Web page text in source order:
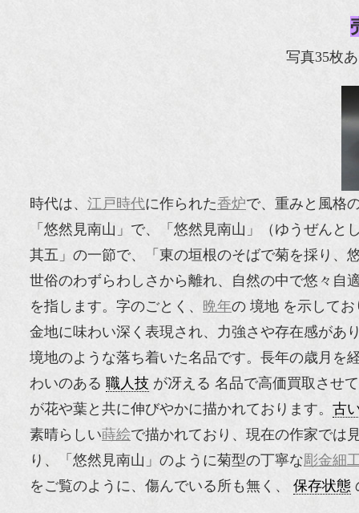
写真35枚
時代は、 江戸時代に作られた香炉で、重みと風格
「悠然見南山」で、「悠然見南山」（ゆうぜん
其五」の一節で、「東の垣根のそばで菊を採り、
世俗のわずらわしさから離れ、自然の中で悠々自
を指します。字のごとく、 晩年の 境地 を示して
金地に味わい深く表現され、力強さや存在感があ
境地のような落ち着いた名品です。長年の歳月を
わいのある 職人技 が冴える 名品で高価買取させ
が花や葉と共に伸びやかに描かれております。 古
素晴らしい蒔絵で描かれており、現在の作家では
り、「悠然見南山」のように菊型の丁寧な彫金細
をご覧のように、傷んでいる所も無く、 保存状態